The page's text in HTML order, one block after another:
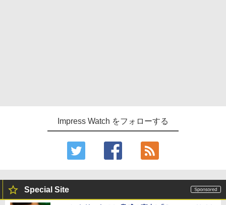
Impress Watch をフォローする
Special Site